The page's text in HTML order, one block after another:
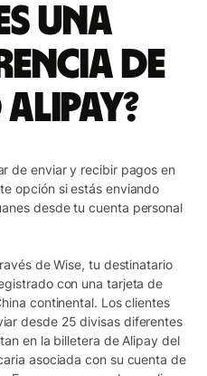
una
de
de enviar y recibir pagos en
opción si estás enviando
desde tu cuenta personal
de Wise, tu destinatario
con una tarjeta de
continental. Los clientes
desde 25 divisas diferentes
en la billetera de Alipay del
asociada con su cuenta de